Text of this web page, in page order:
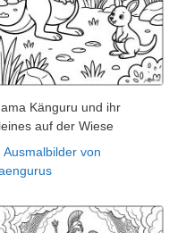
Känguru und ihr
auf der Wiese
Ausmalbilder von